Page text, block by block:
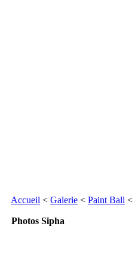
Accueil < Galerie < Paint Ball <
Photos Sipha